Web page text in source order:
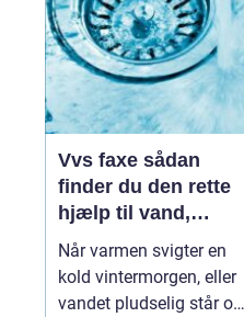
Vvs faxe sådan
finder du den rette
hjælp til vand,
varme og sanitet
Når varmen svigter en
kold vintermorgen, eller
vandet pludselig står op